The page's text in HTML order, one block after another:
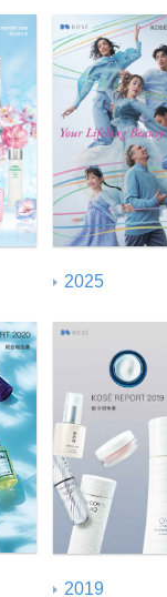
て
ンダード内容索引
2025
2019